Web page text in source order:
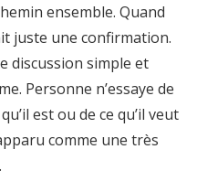
ensemble. Quand
juste une confirmation.
discussion simple et
Personne n’essaye de
est ou de ce qu’il veut
comme une très